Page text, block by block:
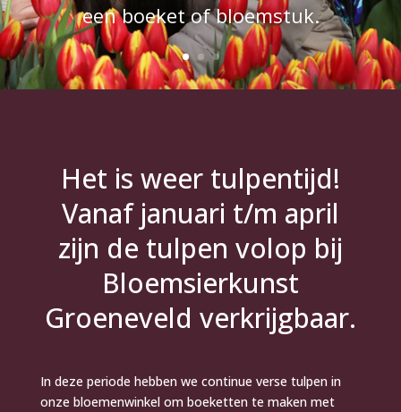
een boeket of bloemstuk.
Het is weer tulpentijd!
Vanaf januari t/m april
zijn de tulpen volop bij
Bloemsierkunst
Groeneveld verkrijgbaar.
In deze periode hebben we continue verse tulpen in
onze bloemenwinkel om boeketten te maken met